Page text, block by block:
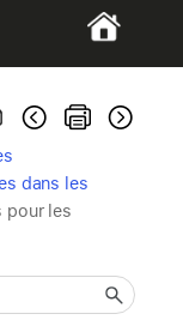
dans les
pour les